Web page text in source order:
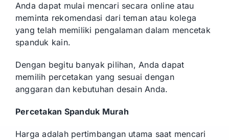
Anda dapat mulai mencari secara online atau
meminta rekomendasi dari teman atau kolega
yang telah memiliki pengalaman dalam mencetak
spanduk kain.
Dengan begitu banyak pilihan, Anda dapat
memilih percetakan yang sesuai dengan
anggaran dan kebutuhan desain Anda.
Percetakan Spanduk Murah
Harga adalah pertimbangan utama saat mencari